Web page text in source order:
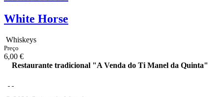
White Horse
Whiskeys
Preço
6,00 €
Restaurante tradicional "A Venda do Ti Manel da Quinta"